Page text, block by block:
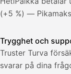
(+5 %) —
Trygghet och
Truster Turva
svarar på dina